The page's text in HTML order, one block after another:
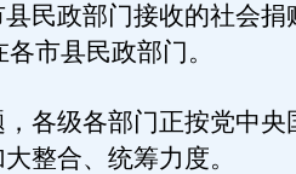
民政部门接收的社会捐
市县民政部门。
级各部门正按党中央
整合、统筹力度。